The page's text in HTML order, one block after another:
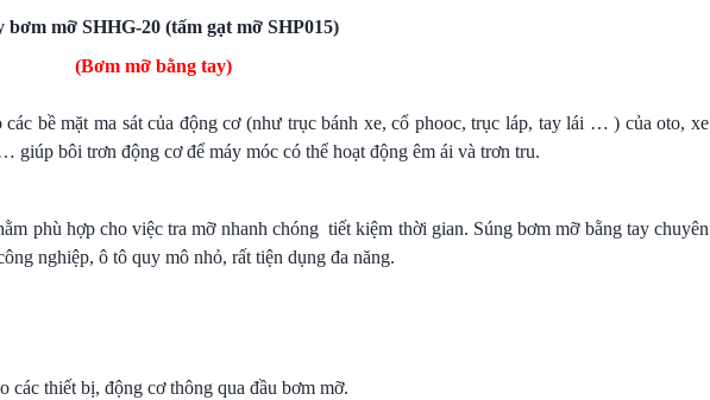
bơm mỡ SHHG-20 (tấm gạt mỡ SHP015)
(Bơm mỡ bằng tay)
bề mặt ma sát của động cơ (như trục bánh xe, cổ phooc, trục láp, tay lái … ) của oto, xe
giúp bôi trơn động cơ để máy móc có thể hoạt động êm ái và trơn tru.
phù hợp cho việc tra mỡ nhanh chóng tiết kiệm thời gian. Súng bơm mỡ bằng tay chuyên
nghiệp, ô tô quy mô nhỏ, rất tiện dụng đa năng.
các thiết bị, động cơ thông qua đầu bơm mỡ.